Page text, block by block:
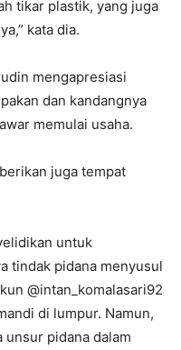
tikar plastik, yang juga
kata dia.
mengapresiasi
dan kandangnya
memulai usaha.
juga tempat
untuk
tindak pidana menyusul
@intan_komalasari92
di lumpur. Namun,
unsur pidana dalam